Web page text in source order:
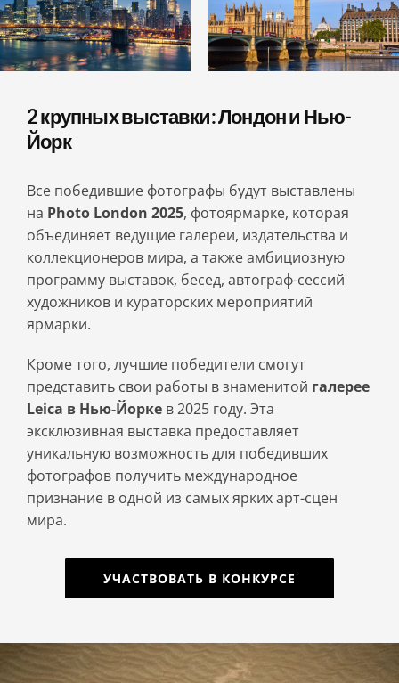
2 крупных выставки: Лондон и Нью-
Йорк
Все победившие фотографы будут выставлены
на Photo London 2025, фотоярмарке, которая
объединяет ведущие галереи, издательства и
коллекционеров мира, а также амбициозную
программу выставок, бесед, автограф-сессий
художников и кураторских мероприятий
ярмарки.
Кроме того, лучшие победители смогут
представить свои работы в знаменитой галерее
Leica в Нью-Йорке в 2025 году. Эта
эксклюзивная выставка предоставляет
уникальную возможность для победивших
фотографов получить международное
признание в одной из самых ярких арт-сцен
мира.
УЧАСТВОВАТЬ В КОНКУРСЕ